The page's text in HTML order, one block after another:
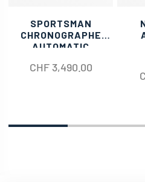
SPORTSMAN
CHRONOGRAPHE
AUTOMATIC
CHF3,490.00